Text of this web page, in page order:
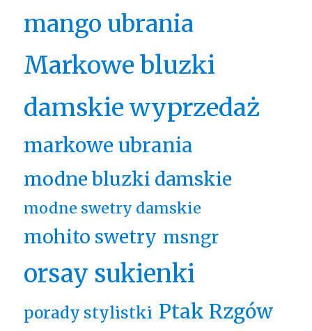
mango ubrania
Markowe bluzki
damskie wyprzedaż
markowe ubrania
modne bluzki damskie
modne swetry damskie
mohito swetry msngr
orsay sukienki
porady stylistki Ptak Rzgów